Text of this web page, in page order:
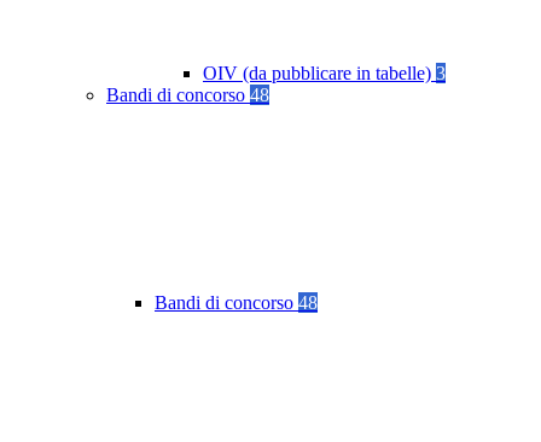
OIV (da pubblicare in tabelle) 3
Bandi di concorso 48
Bandi di concorso 48